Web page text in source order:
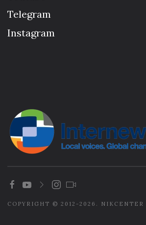
Telegram
Instagram
COPYRIGHT © 2012-2026. NIKCENTER